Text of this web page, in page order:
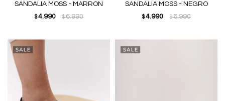
SANDALIA MOSS - MARRON
$ 4.990 $6.990
SANDALIA MOSS - NEGRO
$ 4.990 $6.990